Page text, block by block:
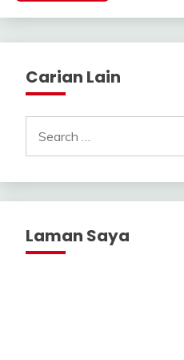
Carian Lain
for:
Laman Saya